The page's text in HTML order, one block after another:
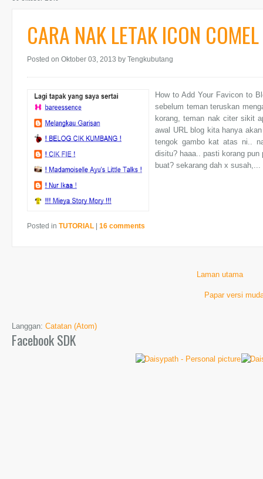
CARA NAK LETAK ICON
Posted on Oktober 03, 2013 by Tengkubutang
How to Add Your Favicon to
sebelum teman teruskan
korang, teman nak citer sikit
awal URL blog kita hanya
tengok gambo kat atas ni..
disitu? haaa.. pasti korang
buat? sekarang dah x susah,...
Posted in TUTORIAL | 16 comments
Laman utama
Papar versi
Langgan: Catatan (Atom)
Facebook SDK